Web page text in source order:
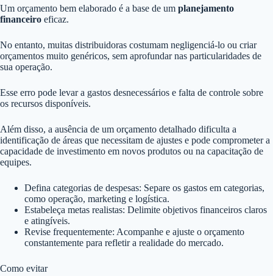
Um orçamento bem elaborado é a base de um planejamento
financeiro eficaz.
No entanto, muitas distribuidoras costumam negligenciá-lo ou criar
orçamentos muito genéricos, sem aprofundar nas particularidades de
sua operação.
Esse erro pode levar a gastos desnecessários e falta de controle sobre
os recursos disponíveis.
Além disso, a ausência de um orçamento detalhado dificulta a
identificação de áreas que necessitam de ajustes e pode comprometer a
capacidade de investimento em novos produtos ou na capacitação de
equipes.
Defina categorias de despesas: Separe os gastos em categorias,
como operação, marketing e logística.
Estabeleça metas realistas: Delimite objetivos financeiros claros
e atingíveis.
Revise frequentemente: Acompanhe e ajuste o orçamento
constantemente para refletir a realidade do mercado.
Como evitar